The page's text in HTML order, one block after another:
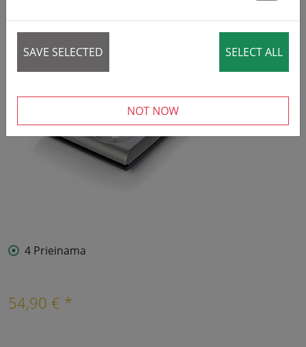
4 Prieinama
54,90 € *
SAVE SELECTED SELECT ALL
NOT NOW